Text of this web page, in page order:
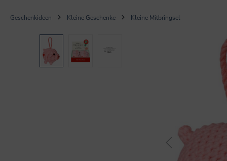
Geschenkideen Kleine Geschenke Kleine Mitbringsel
Bildergalerie überspringen